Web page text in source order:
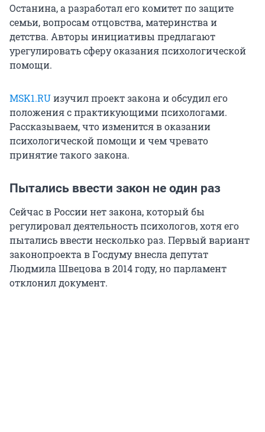
Останина, а разработал его комитет по защите
семьи, вопросам отцовства, материнства и
детства. Авторы инициативы предлагают
урегулировать сферу оказания психологической
помощи.
MSK1.RUизучил проект закона и обсудил его
положения с практикующими психологами.
Рассказываем, что изменится в оказании
психологической помощи и чем чревато
принятие такого закона.
Пытались ввести закон не один раз
Сейчас в России нет закона, который бы
регулировал деятельность психологов, хотя его
пытались ввести несколько раз. Первый вариант
законопроекта в Госдуму внесла депутат
Людмила Швецова в 2014 году, но парламент
отклонил документ.